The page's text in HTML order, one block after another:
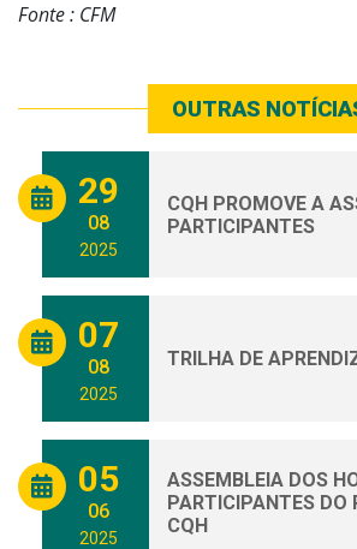
Fonte : CFM
OUTRAS
29
08
2025
CQH PROMOVE A
PARTICIPANTES
07
08
2025
TRILHA DE
05
06
2025
ASSEMBLEIA DOS
PARTICIPANTES DO
CQH